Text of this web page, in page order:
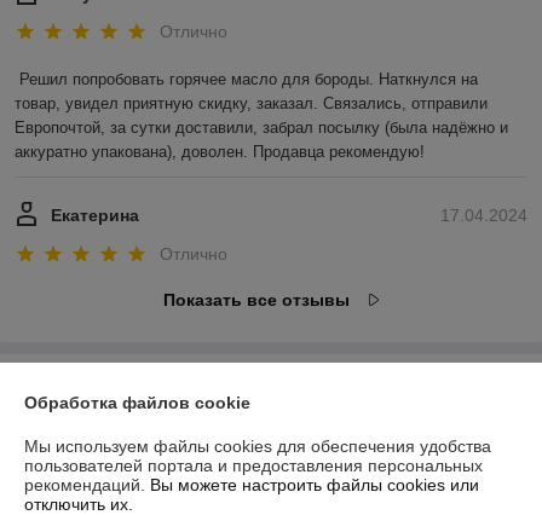
Отлично
Решил попробовать горячее масло для бороды. Наткнулся на
товар, увидел приятную скидку, заказал. Связались, отправили
Европочтой, за сутки доставили, забрал посылку (была надёжно и
аккуратно упакована), доволен. Продавца рекомендую!
17.04.2024
Екатерина
Отлично
Показать все отзывы
Контакты
Доставка и оплата
Обработка файлов cookie
Мы используем файлы cookies для обеспечения удобства
пользователей портала и предоставления персональных
рекомендаций. Вы можете настроить файлы cookies или
отключить их.